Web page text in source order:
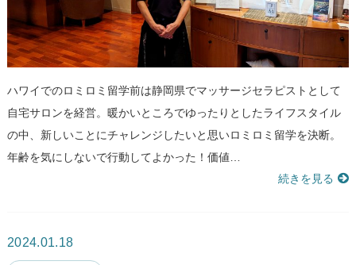
ハワイでのロミロミ留学前は静岡県でマッサージセラピストとして
自宅サロンを経営。暖かいところでゆったりとしたライフスタイル
の中、新しいことにチャレンジしたいと思いロミロミ留学を決断。
年齢を気にしないで行動してよかった！価値…
続きを見る
2024.01.18